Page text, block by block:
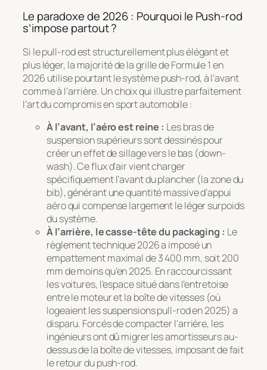
Le paradoxe de 2026 : Pourquoi le Push-rod
s’impose partout ?
Si le pull-rod est structurellement plus élégant et
plus léger, la majorité de la grille de Formule 1 en
2026 utilise pourtant le système push-rod, à l’avant
comme à l’arrière. Un choix qui illustre parfaitement
l’art du compromis en sport automobile :
À l’avant, l’aéro est reine : Les bras de
suspension supérieurs sont dessinés pour
créer un effet de sillage vers le bas (down-
wash). Ce flux d’air vient charger
spécifiquement l’avant du plancher (la zone du
bib), générant une quantité massive d’appui
aéro qui compense largement le léger surpoids
du système.
À l’arrière, le casse-tête du packaging : Le
règlement technique 2026 a imposé un
empattement maximal de 3 400 mm, soit 200
mm de moins qu’en 2025. En raccourcissant
les voitures, l’espace situé dans l’entretoise
entre le moteur et la boîte de vitesses (où
logeaient les suspensions pull-rod en 2025) a
disparu. Forcés de compacter l’arrière, les
ingénieurs ont dû migrer les amortisseurs au-
dessus de la boîte de vitesses, imposant de fait
le retour du push-rod.